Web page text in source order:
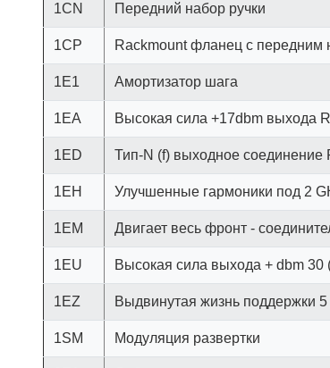
1CN Передний набор ручки
1CP Rackmount фланец с передним
1E1 Амортизатор шага
1EA Высокая сила +17dbm выхода
1ED Тип-N (f) выходное соединение
1EH Улучшенные гармоники под 2
1EM Двигает весь фронт -
1EU Высокая сила выхода + dbm 30
1EZ Выдвинутая жизнь поддержки
1SM Модуляция развертки